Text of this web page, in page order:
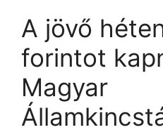
A jövő
forintot
Magyar